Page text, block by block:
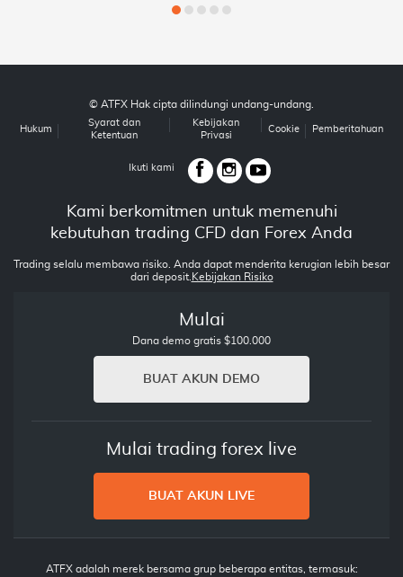
© ATFX Hak cipta dilindungi undang-undang.
Hukum
Syarat dan
Ketentuan
Kebijakan
Privasi
Cookie Pemberitahuan
Ikuti kami
Kami berkomitmen untuk memenuhi
kebutuhan trading CFD dan Forex Anda
Trading selalu membawa risiko. Anda dapat menderita kerugian lebih besar
dari deposit. Kebijakan Risiko
Mulai
Dana demo gratis $100.000
BUAT AKUN DEMO
Mulai trading forex live
BUAT AKUN LIVE
ATFX adalah merek bersama grup beberapa entitas, termasuk: